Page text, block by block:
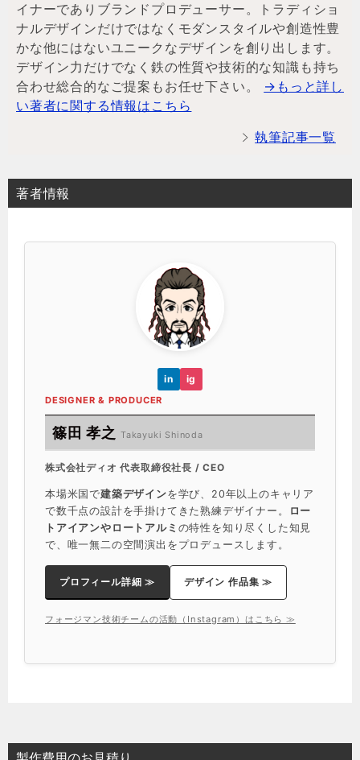
イナーでありブランドプロデューサー。トラディショ
ナルデザインだけではなくモダンスタイルや創造性豊
かな他にはないユニークなデザインを創り出します。
デザイン力だけでなく鉄の性質や技術的な知識も持ち
合わせ総合的なご提案もお任せ下さい。 →もっと詳し
い著者に関する情報はこちら
執筆記事一覧
著者情報
in ig
DESIGNER & PRODUCER
篠田 孝之 Takayuki Shinoda
株式会社ディオ 代表取締役社長 / CEO
本場米国で建築デザインを学び、20年以上のキャリア
で数千点の設計を手掛けてきた熟練デザイナー。
ロー
トアイアンやロートアルミ の特性を知り尽くした知見
で、唯一無二の空間演出をプロデュースします。
プロフィール詳細 ≫ デザイン 作品集 ≫
フォージマン技術チームの活動（Instagram）はこちら ≫